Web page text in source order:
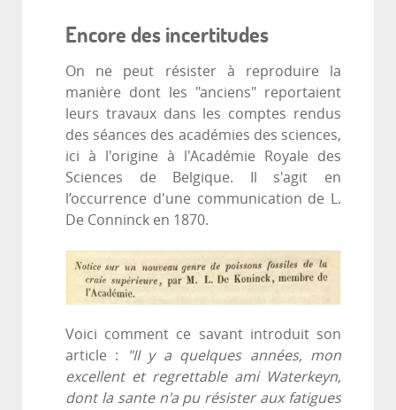
Encore des incertitudes
On ne peut résister à reproduire la
manière dont les "anciens" reportaient
leurs travaux dans les comptes rendus
des séances des académies des sciences,
ici à l'origine à l'Académie Royale des
Sciences de Belgique. Il s'agit en
l’occurrence d'une communication de L.
De Conninck en 1870.
Voici comment ce savant introduit son
article :
"II y a quelques années, mon
excellent et regrettable ami Waterkeyn,
dont la sante n'a pu résister aux fatigues